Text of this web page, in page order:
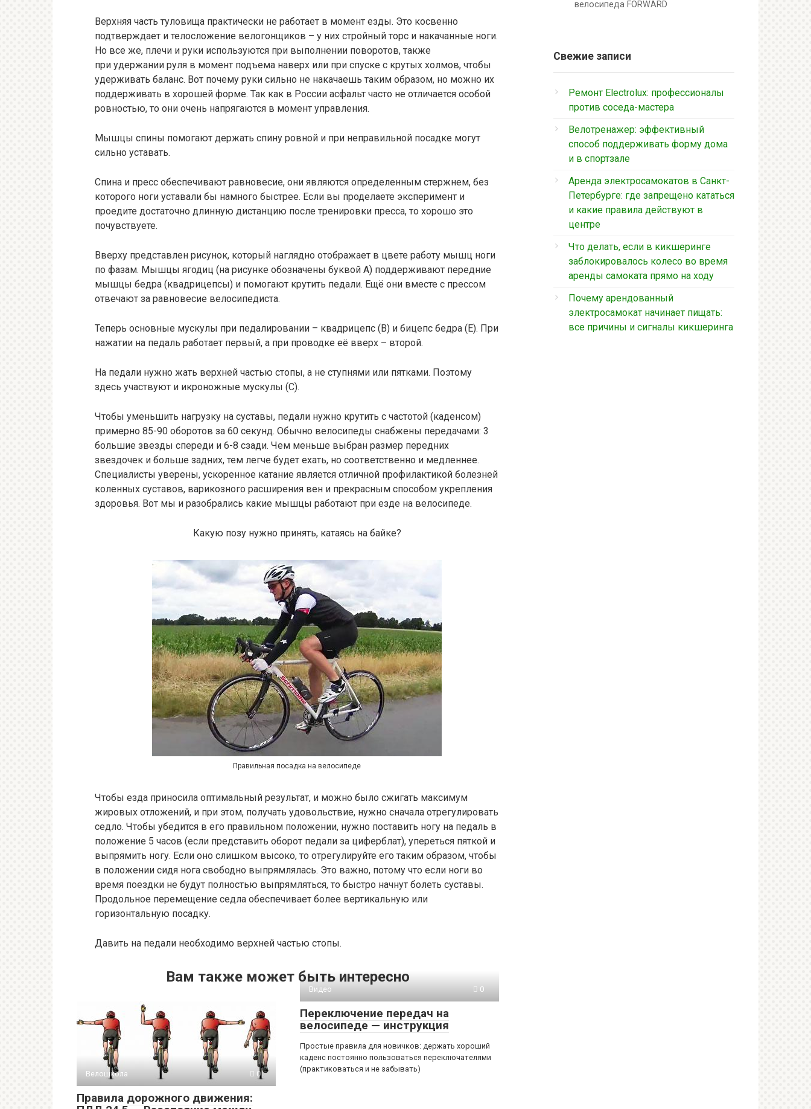
Верхняя часть туловища практически не работает в момент езды. Это косвенно
подтверждает и телосложение велогонщиков – у них стройный торс и накачанные ноги.
Но все же, плечи и руки используются при выполнении поворотов, также
при удержании руля в момент подъема наверх или при спуске с крутых холмов, чтобы
удерживать баланс. Вот почему руки сильно не накачаешь таким образом, но можно их
поддерживать в хорошей форме. Так как в России асфальт часто не отличается особой
ровностью, то они очень напрягаются в момент управления.
Мышцы спины помогают держать спину ровной и при неправильной посадке могут
сильно уставать.
Спина и пресс обеспечивают равновесие, они являются определенным стержнем, без
которого ноги уставали бы намного быстрее. Если вы проделаете эксперимент и
проедите достаточно длинную дистанцию после тренировки пресса, то хорошо это
почувствуете.
Вверху представлен рисунок, который наглядно отображает в цвете работу мышц ноги
по фазам. Мышцы ягодиц (на рисунке обозначены буквой А) поддерживают передние
мышцы бедра (квадрицепсы) и помогают крутить педали. Ещё они вместе с прессом
отвечают за равновесие велосипедиста.
Теперь основные мускулы при педалировании – квадрицепс (В) и бицепс бедра (Е). При
нажатии на педаль работает первый, а при проводке её вверх – второй.
На педали нужно жать верхней частью стопы, а не ступнями или пятками. Поэтому
здесь участвуют и икроножные мускулы (С).
Чтобы уменьшить нагрузку на суставы, педали нужно крутить с частотой (каденсом)
примерно 85-90 оборотов за 60 секунд. Обычно велосипеды снабжены передачами: 3
большие звезды спереди и 6-8 сзади. Чем меньше выбран размер передних
звездочек и больше задних, тем легче будет ехать, но соответственно и медленнее.
Специалисты уверены, ускоренное катание является отличной профилактикой болезней
коленных суставов, варикозного расширения вен и прекрасным способом укрепления
здоровья. Вот мы и разобрались какие мышцы работают при езде на велосипеде.
Какую позу нужно принять, катаясь на байке?
Правильная посадка на велосипеде
Чтобы езда приносила оптимальный результат, и можно было сжигать максимум
жировых отложений, и при этом, получать удовольствие, нужно сначала отрегулировать
седло. Чтобы убедится в его правильном положении, нужно поставить ногу на педаль в
положение 5 часов (если представить оборот педали за циферблат), упереться пяткой и
выпрямить ногу. Если оно слишком высоко, то отрегулируйте его таким образом, чтобы
в положении сидя нога свободно выпрямлялась. Это важно, потому что если ноги во
время поездки не будут полностью выпрямляться, то быстро начнут болеть суставы.
Продольное перемещение седла обеспечивает более вертикальную или
горизонтальную посадку.
Давить на педали необходимо верхней частью стопы.
Вам также может быть интересно
Велошкола 0
Правила дорожного движения:
Видео 0
Переключение передач на
велосипеде — инструкция
Простые правила для новичков: держать хороший
каденс постоянно пользоваться переключателями
(практиковаться и не забывать)
велосипеда FORWARD
Свежие записи
Ремонт Electrolux: профессионалы
против соседа-мастера
Велотренажер: эффективный
способ поддерживать форму дома
и в спортзале
Аренда электросамокатов в Санкт-
Петербурге: где запрещено кататься
и какие правила действуют в
центре
Что делать, если в кикшеринге
заблокировалось колесо во время
аренды самоката прямо на ходу
Почему арендованный
электросамокат начинает пищать:
все причины и сигналы кикшеринга